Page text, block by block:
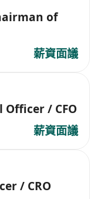
of
薪資面議
Officer / CFO
薪資面議
/ CRO